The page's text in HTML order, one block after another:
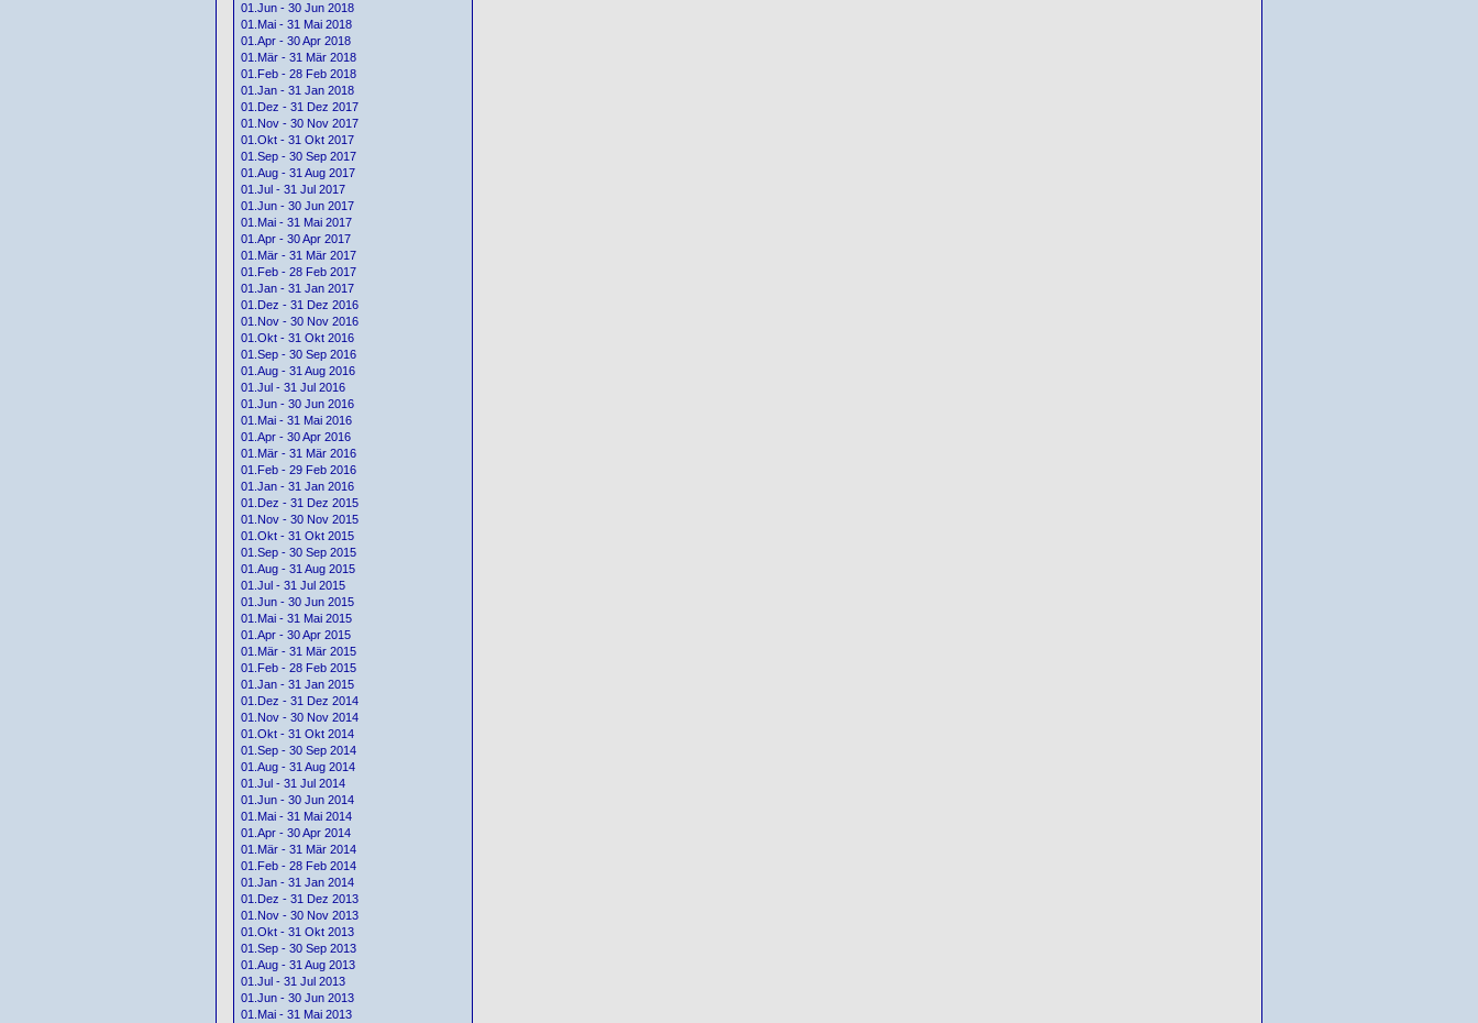
01.Jun - 30 Jun 2018
01.Mai - 31 Mai 2018
01.Apr - 30 Apr 2018
01.Mär - 31 Mär 2018
01.Feb - 28 Feb 2018
01.Jan - 31 Jan 2018
01.Dez - 31 Dez 2017
01.Nov - 30 Nov 2017
01.Okt - 31 Okt 2017
01.Sep - 30 Sep 2017
01.Aug - 31 Aug 2017
01.Jul - 31 Jul 2017
01.Jun - 30 Jun 2017
01.Mai - 31 Mai 2017
01.Apr - 30 Apr 2017
01.Mär - 31 Mär 2017
01.Feb - 28 Feb 2017
01.Jan - 31 Jan 2017
01.Dez - 31 Dez 2016
01.Nov - 30 Nov 2016
01.Okt - 31 Okt 2016
01.Sep - 30 Sep 2016
01.Aug - 31 Aug 2016
01.Jul - 31 Jul 2016
01.Jun - 30 Jun 2016
01.Mai - 31 Mai 2016
01.Apr - 30 Apr 2016
01.Mär - 31 Mär 2016
01.Feb - 29 Feb 2016
01.Jan - 31 Jan 2016
01.Dez - 31 Dez 2015
01.Nov - 30 Nov 2015
01.Okt - 31 Okt 2015
01.Sep - 30 Sep 2015
01.Aug - 31 Aug 2015
01.Jul - 31 Jul 2015
01.Jun - 30 Jun 2015
01.Mai - 31 Mai 2015
01.Apr - 30 Apr 2015
01.Mär - 31 Mär 2015
01.Feb - 28 Feb 2015
01.Jan - 31 Jan 2015
01.Dez - 31 Dez 2014
01.Nov - 30 Nov 2014
01.Okt - 31 Okt 2014
01.Sep - 30 Sep 2014
01.Aug - 31 Aug 2014
01.Jul - 31 Jul 2014
01.Jun - 30 Jun 2014
01.Mai - 31 Mai 2014
01.Apr - 30 Apr 2014
01.Mär - 31 Mär 2014
01.Feb - 28 Feb 2014
01.Jan - 31 Jan 2014
01.Dez - 31 Dez 2013
01.Nov - 30 Nov 2013
01.Okt - 31 Okt 2013
01.Sep - 30 Sep 2013
01.Aug - 31 Aug 2013
01.Jul - 31 Jul 2013
01.Jun - 30 Jun 2013
01.Mai - 31 Mai 2013